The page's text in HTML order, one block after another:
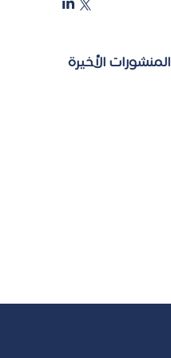
المنشورات الأخيرة